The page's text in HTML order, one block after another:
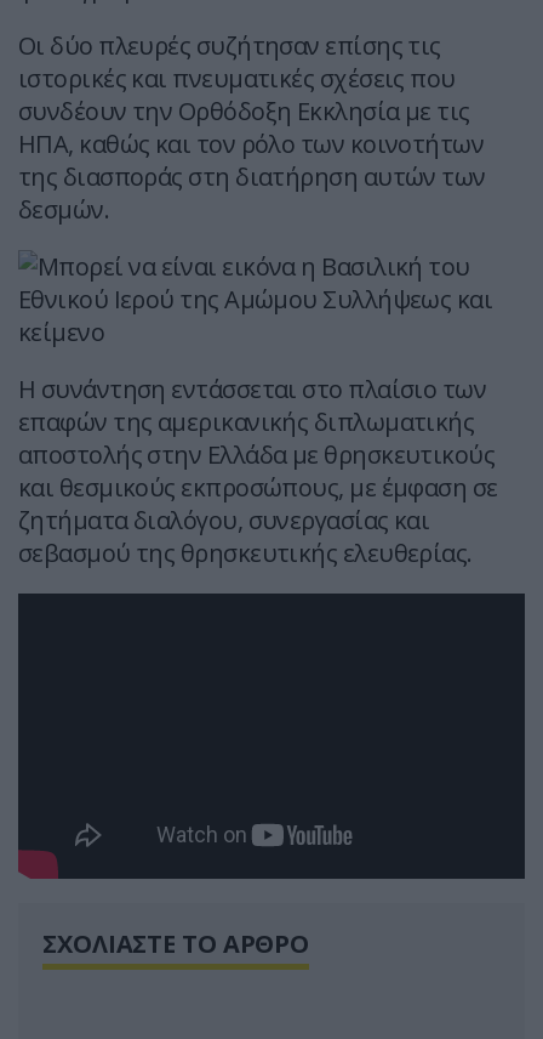
Οι δύο πλευρές συζήτησαν επίσης τις
ιστορικές και πνευματικές σχέσεις που
συνδέουν την Ορθόδοξη Εκκλησία με τις
ΗΠΑ, καθώς και τον ρόλο των κοινοτήτων
της διασποράς στη διατήρηση αυτών των
δεσμών.
Η συνάντηση εντάσσεται στο πλαίσιο των
επαφών της αμερικανικής διπλωματικής
αποστολής στην Ελλάδα με θρησκευτικούς
και θεσμικούς εκπροσώπους, με έμφαση σε
ζητήματα διαλόγου, συνεργασίας και
σεβασμού της θρησκευτικής ελευθερίας.
ΣΧΟΛΙΑΣΤΕ ΤΟ ΑΡΘΡΟ